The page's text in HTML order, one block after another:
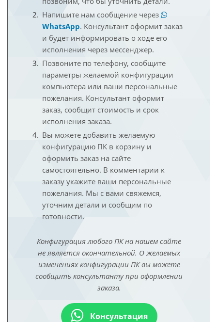
Напишите нам сообщение через
WhatsApp. Консультант оформит заказ
и будет информировать о ходе его
исполнения через мессенджер.
Позвоните по телефону, сообщите
параметры желаемой конфигурации
компьютера или ваши персональные
пожелания. Консультант оформит
заказ, сообщит стоимость и срок
исполнения заказа.
Вы можете добавить желаемую
конфигурацию ПК в корзину и
оформить заказ на сайте
самостоятельно. В комментарии к
заказу укажите ваши персональные
пожелания. Мы с вами свяжемся,
уточним детали и сообщим по
готовности.
Конфигурация любого ПК на нашем сайте
не является окончательной. О желаемых
изменениях конфигурации ПК вы можете
сообщить консультанту при оформлении
заказа.
Консультация